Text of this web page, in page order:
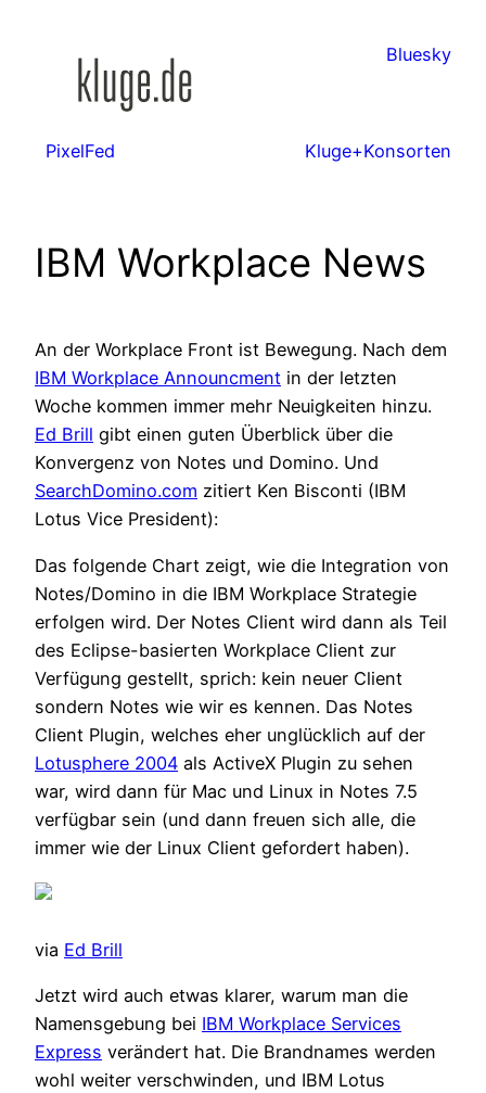
Bluesky
PixelFed Kluge+Konsorten
IBM Workplace News
An der Workplace Front ist Bewegung. Nach dem
IBM Workplace Announcment in der letzten
Woche kommen immer mehr Neuigkeiten hinzu.
Ed Brill gibt einen guten Überblick über die
Konvergenz von Notes und Domino. Und
SearchDomino.com zitiert Ken Bisconti (IBM
Lotus Vice President):
Das folgende Chart zeigt, wie die Integration von
Notes/Domino in die IBM Workplace Strategie
erfolgen wird. Der Notes Client wird dann als Teil
des Eclipse-basierten Workplace Client zur
Verfügung gestellt, sprich: kein neuer Client
sondern Notes wie wir es kennen. Das Notes
Client Plugin, welches eher unglücklich auf der
Lotusphere 2004 als ActiveX Plugin zu sehen
war, wird dann für Mac und Linux in Notes 7.5
verfügbar sein (und dann freuen sich alle, die
immer wie der Linux Client gefordert haben).
via Ed Brill
Jetzt wird auch etwas klarer, warum man die
Namensgebung bei IBM Workplace Services
Express verändert hat. Die Brandnames werden
wohl weiter verschwinden, und IBM Lotus